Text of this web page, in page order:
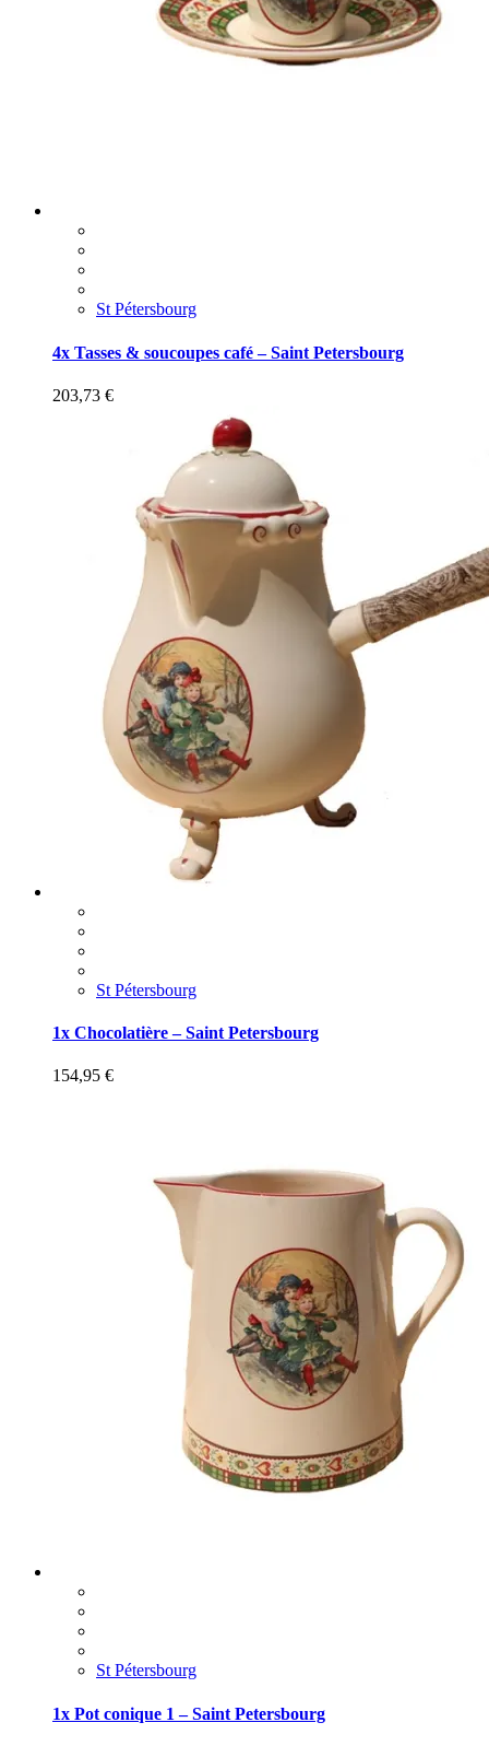
St Pétersbourg
4x Tasses & soucoupes café – Saint Petersbourg
203,73 €
St Pétersbourg
1x Chocolatière – Saint Petersbourg
154,95 €
St Pétersbourg
1x Pot conique 1 – Saint Petersbourg